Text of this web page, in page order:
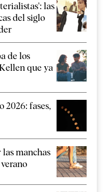
las
del siglo
de los
que ya
2026: fases,
manchas